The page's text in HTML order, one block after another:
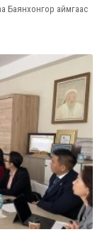
Баянхонгор аймгаас